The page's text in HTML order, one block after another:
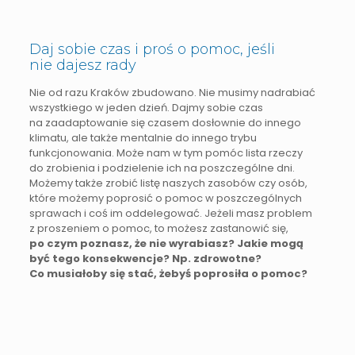
Daj sobie czas i proś o pomoc, jeśli
nie dajesz rady
Nie od razu Kraków zbudowano. Nie musimy nadrabiać
wszystkiego w jeden dzień. Dajmy sobie czas
na zaadaptowanie się czasem dosłownie do innego
klimatu, ale także mentalnie do innego trybu
funkcjonowania. Może nam w tym pomóc lista rzeczy
do zrobienia i podzielenie ich na poszczególne dni.
Możemy także zrobić listę naszych zasobów czy osób,
które możemy poprosić o pomoc w poszczególnych
sprawach i coś im oddelegować. Jeżeli masz problem
z proszeniem o pomoc, to możesz zastanowić się,
po czym poznasz, że nie wyrabiasz? Jakie mogą
być tego konsekwencje? Np. zdrowotne?
Co musiałoby się stać, żebyś poprosiła o pomoc?